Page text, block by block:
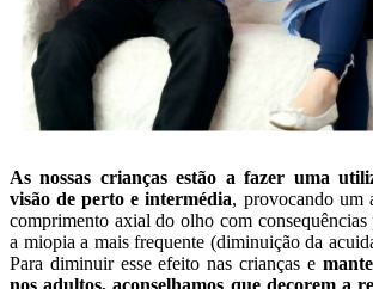
As nossas crianças estão a fazer uma
visão de perto e intermédia, provocando um
comprimento axial do olho com consequências
a miopia a mais frequente (diminuição da
Para diminuir esse efeito nas crianças e